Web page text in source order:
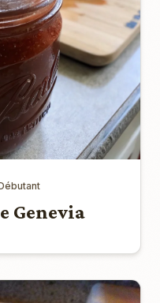
Genevia